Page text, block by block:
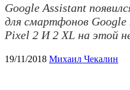
Google Assistant
для смартфонов
Pixel 2 И 2 XL на этой
19/11/2018 Михаил Чекалин